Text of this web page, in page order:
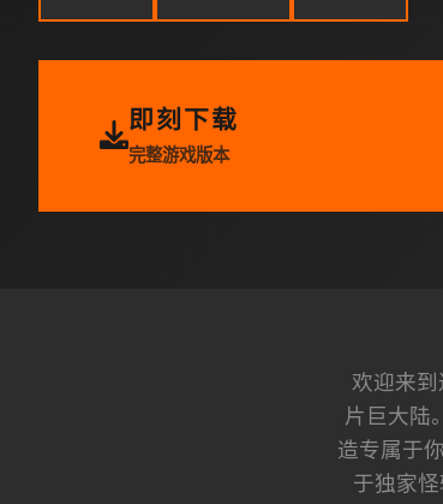
即刻下载
完整游戏版本
欢迎来
片巨大陆
造专属于
于独家